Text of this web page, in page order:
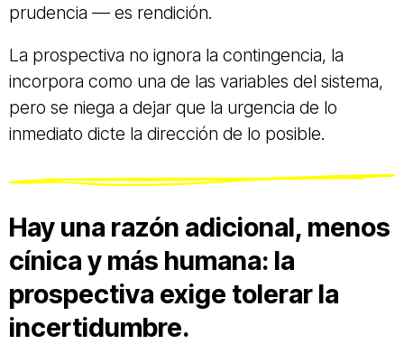
prudencia — es rendición.
La prospectiva no ignora la contingencia, la
incorpora como una de las variables del sistema,
pero se niega a dejar que la urgencia de lo
inmediato dicte la dirección de lo posible.
Hay una razón adicional, menos
cínica y más humana: la
prospectiva exige tolerar la
incertidumbre.